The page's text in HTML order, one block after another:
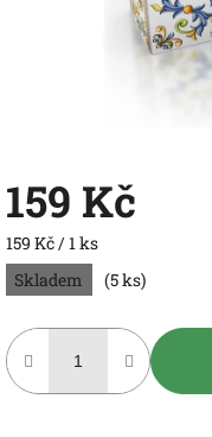
159 Kč
Měrná
cena:
159 Kč / 1 ks
Skladem
(5 ks)